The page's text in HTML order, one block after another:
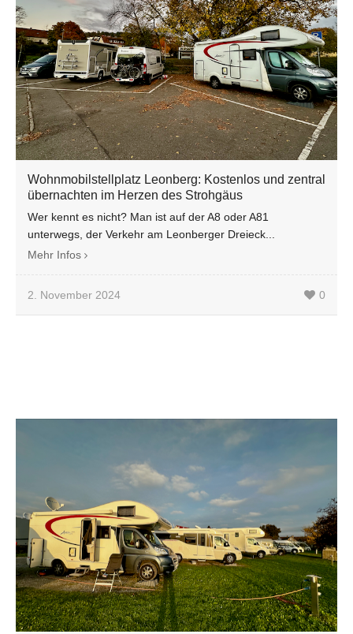
Wohnmobilstellplatz Leonberg: Kostenlos und zentral
übernachten im Herzen des Strohgäus
Wer kennt es nicht? Man ist auf der A8 oder A81
unterwegs, der Verkehr am Leonberger Dreieck...
Mehr Infos
2. November 2024 0